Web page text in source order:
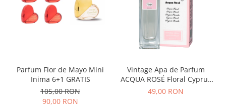
Parfum Flor de Mayo Mini
Inima 6+1 GRATIS
105,00 RON
90,00 RON
Vintage Apa de Parfum
ACQUA ROSÉ Floral Cyprus
78
49,00 RON